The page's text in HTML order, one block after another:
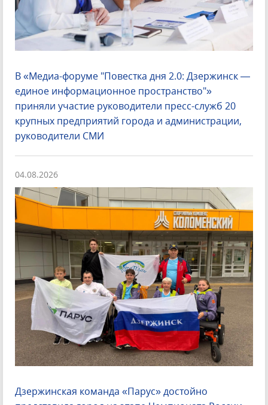
В «Медиа-форуме "Повестка дня 2.0: Дзержинск —
единое информационное пространство"»
приняли участие руководители пресс-служб 20
крупных предприятий города и администрации,
руководители СМИ
04.08.2026
Дзержинская команда «Парус» достойно